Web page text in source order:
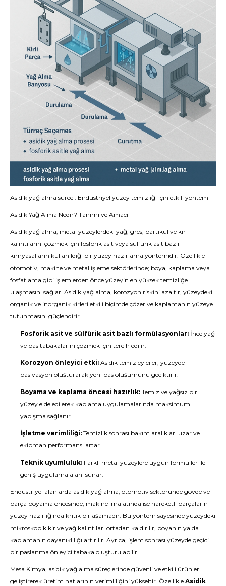
Asidik yağ alma süreci: Endüstriyel yüzey temizliği için etkili yöntem
Asidik Yağ Alma Nedir? Tanımı ve Amacı
Asidik yağ alma, metal yüzeylerdeki yağ, gres, partikül ve kir
kalıntılarını çözmek için fosforik asit veya sülfürik asit bazlı
kimyasalların kullanıldığı bir yüzey hazırlama yöntemidir. Özellikle
otomotiv, makine ve metal işleme sektörlerinde; boya, kaplama veya
fosfatlama gibi işlemlerden önce yüzeyin en yüksek temizliğe
ulaşmasını sağlar. Asidik yağ alma, korozyon riskini azaltır, yüzeydeki
organik ve inorganik kirleri etkili biçimde çözer ve kaplamanın yüzeye
tutunmasını güçlendirir.
Fosforik asit ve sülfürik asit bazlı formülasyonlar: İnce yağ
ve pas tabakalarını çözmek için tercih edilir.
Korozyon önleyici etki: Asidik temizleyiciler, yüzeyde
pasivasyon oluşturarak yeni pas oluşumunu geciktirir.
Boyama ve kaplama öncesi hazırlık: Temiz ve yağsız bir
yüzey elde edilerek kaplama uygulamalarında maksimum
yapışma sağlanır.
İşletme verimliliği: Temizlik sonrası bakım aralıkları uzar ve
ekipman performansı artar.
Teknik uyumluluk: Farklı metal yüzeylere uygun formüller ile
geniş uygulama alanı sunar.
Endüstriyel alanlarda asidik yağ alma, otomotiv sektöründe gövde ve
parça boyama öncesinde, makine imalatında ise hareketli parçaların
yüzey hazırlığında kritik bir aşamadır. Bu yöntem sayesinde yüzeydeki
mikroskobik kir ve yağ kalıntıları ortadan kaldırılır, boyanın ya da
kaplamanın dayanıklılığı artırılır. Ayrıca, işlem sonrası yüzeyde geçici
bir paslanma önleyici tabaka oluşturulabilir.
Mesa Kimya, asidik yağ alma süreçlerinde güvenli ve etkili ürünler
geliştirerek üretim hatlarının verimliliğini yükseltir. Özellikle Asidik